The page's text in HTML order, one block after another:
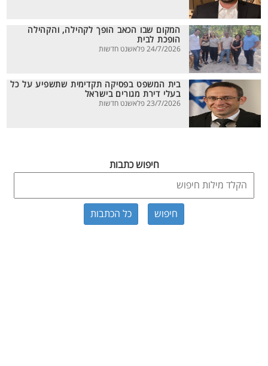
המקום שבו הכאב הופך לקהילה, והקהילה
הופכת לבית
24/7/2026 פלאשנט חדשות
בית המשפט בפסיקה תקדימית שתשפיע על כל
בעלי דירת מגורים בישראל
23/7/2026 פלאשנט חדשות
חיפוש כתבות
כל הכתבות